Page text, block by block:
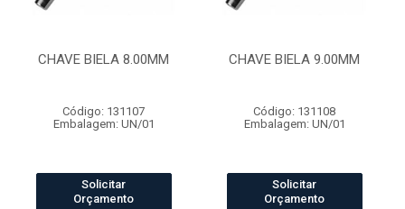
CHAVE BIELA 8.00MM
Código: 131107
Embalagem: UN/01
Solicitar
Orçamento
CHAVE BIELA 9.00MM
Código: 131108
Embalagem: UN/01
Solicitar
Orçamento